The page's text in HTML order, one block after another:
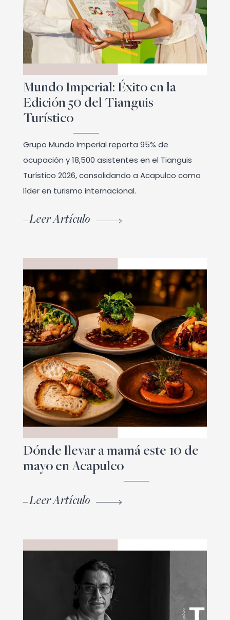
Mundo Imperial: Éxito en la
Edición 50 del Tianguis
Turístico
Grupo Mundo Imperial reporta 95% de
ocupación y 18,500 asistentes en el Tianguis
Turístico 2026, consolidando a Acapulco como
líder en turismo internacional.
Leer Artículo
Dónde llevar a mamá este 10 de
mayo en Acapulco
Leer Artículo